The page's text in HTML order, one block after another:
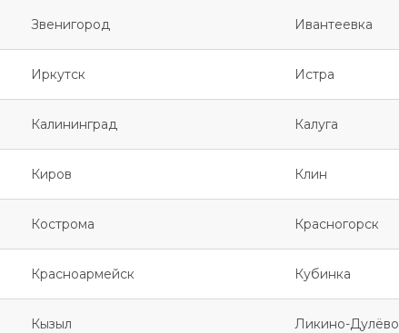
Звенигород Ивантеевка
Иркутск Истра
Калининград Калуга
Киров Клин
Кострома Красногорск
Красноармейск Кубинка
Кызыл Ликино-Дулёво